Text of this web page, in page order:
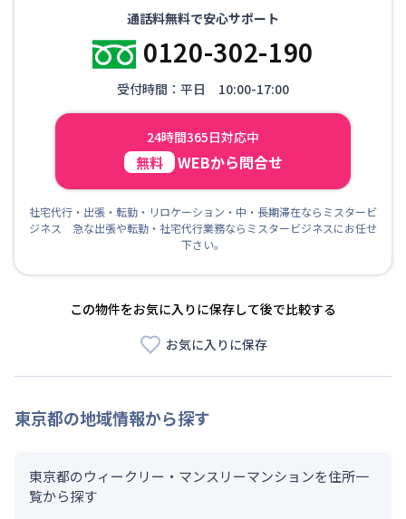
通話料無料で安心サポート
0120-302-190
受付時間：平日 10:00-17:00
24時間365日対応中
無料 WEBから問合せ
社宅代行・出張・転勤・リロケーション・中・長期滞在ならミスタービ
ジネス 急な出張や転勤・社宅代行業務ならミスタービジネスにお任せ
下さい。
この物件をお気に入りに保存して後で比較する
お気に入りに保存
東京都の地域情報から探す
東京都のウィークリー・マンスリーマンションを住所一
覧から探す